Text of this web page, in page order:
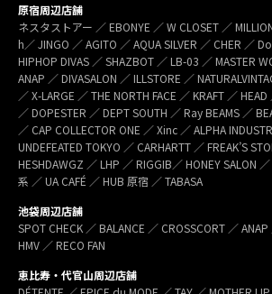
原宿周辺店舗
ネスタストアー ／ EBONYE ／ W CLOSET ／
h／ JINGO ／ AGITO ／ AQUA SILVER ／ CHER ／
HIPHOP DIVAS ／ SHAZBOT ／ LB-03 ／ MASTER
ANAP ／ DIVASALON ／ ILLSTORE ／
／ X-LARGE ／ THE NORTH FACE ／ KRAFT ／
／ DOPESTER ／ DEPT SOUTH ／ Ray BEAMS ／
／ CAP COLLECTOR ONE ／ Xinc ／ ALPHA
UNDEFEATED TOKYO ／ CARHARTT ／ FREAK’S
HESHDAWGZ ／ LHP ／ RIGGIB／ HONEY SALON
系 ／ UA CAFÉ ／ HUB 原宿 ／ TABASA
池袋周辺店舗
SPOT CHECK ／ BALANCE ／ CROSSCORT ／
HMV ／ RECO FAN
恵比寿・代官山周辺店舗